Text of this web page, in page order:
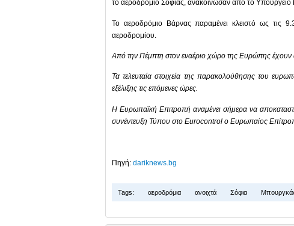
το αεροδρόμιο Σόφιας, ανακοίνωσαν από το
Το αεροδρόμιο Βάρνας παραμένει κλειστό ως
αεροδρομίου.
Από την Πέμπτη στον εναέριο χώρο της Ευρώπης έχουν
Τα τελευταία στοιχεία της παρακολούθησης του
εξέλιξης τις επόμενες ώρες.
Η Ευρωπαϊκή Επιτροπή αναμένει σήμερα να
συνέντευξη Τύπου στο Eurocontrol ο Ευρωπαίος
Πηγή: dariknews.bg
Tags: αεροδρόμια ανοιχτά Σόφια